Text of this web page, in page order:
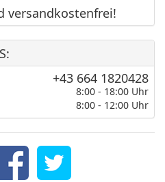
versandkostenfrei!
+43 664 1820428
8:00 - 18:00 Uhr
8:00 - 12:00 Uhr